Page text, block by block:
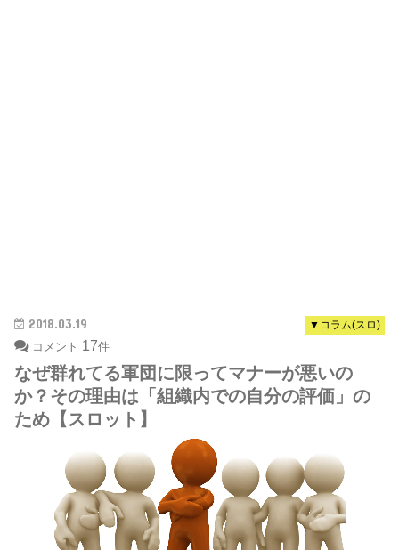
▼コラム(スロ)
2018.03.19
コメント 17件
なぜ群れてる軍団に限ってマナーが悪いの
か？その理由は「組織内での自分の評価」の
ため【スロット】